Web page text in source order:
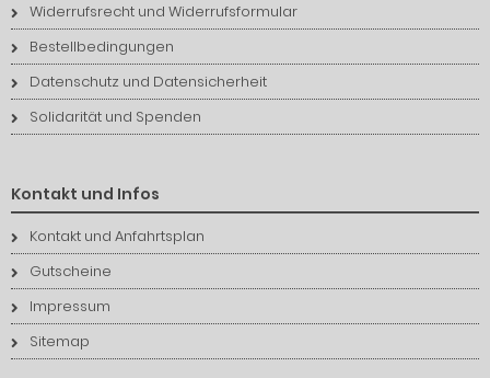
Widerrufsrecht und Widerrufsformular
Bestellbedingungen
Datenschutz und Datensicherheit
Solidarität und Spenden
Kontakt und Infos
Kontakt und Anfahrtsplan
Gutscheine
Impressum
Sitemap